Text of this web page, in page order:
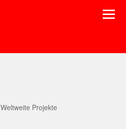
Weltweite Projekte